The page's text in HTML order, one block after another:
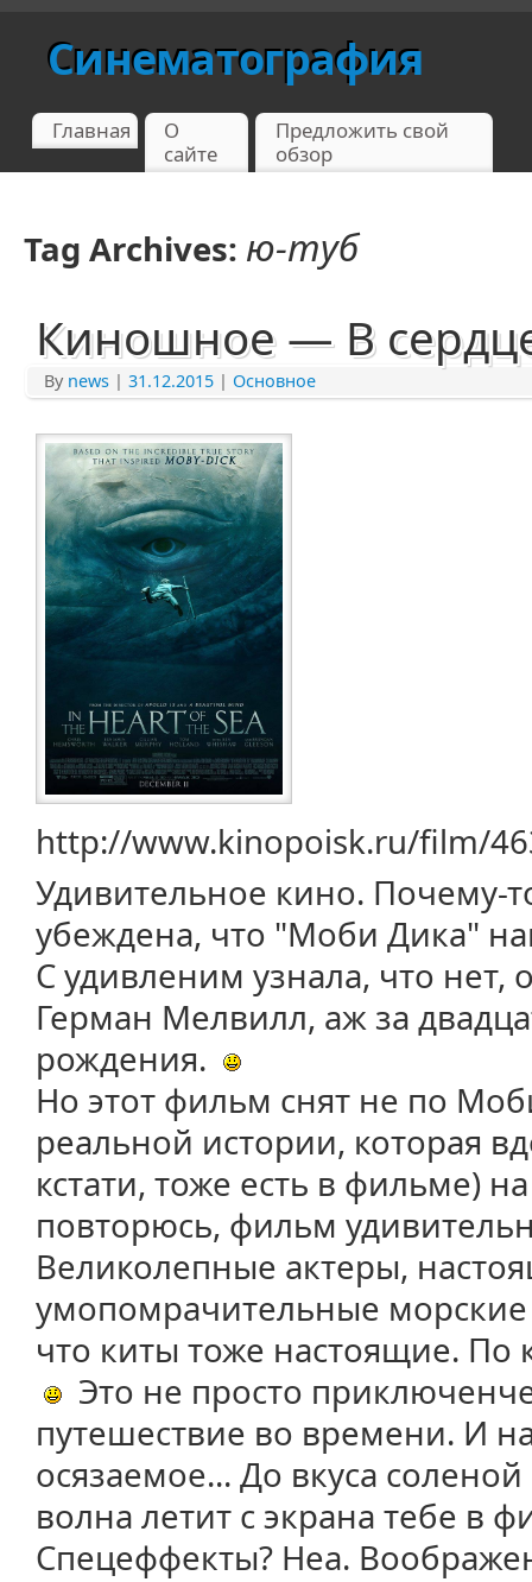
Синематография
Главная
О
сайте
Предложить свой
обзор
Tag Archives: ю-туб
Киношное — В
By news | 31.12.2015 | Основное
http://www.kinopoisk.ru/film/
Удивительное кино. Почему-
убеждена, что "Моби Дика"
С удивленим узнала, что нет,
Герман Мелвилл, аж за
рождения.
Но этот фильм снят не по
реальной истории, которая
кстати, тоже есть в фильме)
повторюсь, фильм
Великолепные актеры,
умопомрачительные
что киты тоже настоящие.
Это не просто
путешествие во времени. И
осязаемое... До вкуса
волна летит с экрана тебе в
Спецеффекты? Неа.